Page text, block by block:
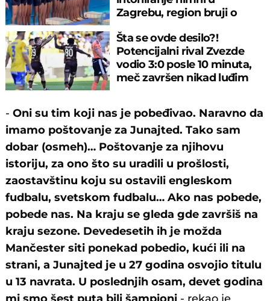
Zagrebu, region bruji o
Šta se ovde desilo?!
Potencijalni rival Zvezde
vodio 3:0 posle 10 minuta,
meč završen nikad luđim
-Oni su tim koji nas je pobeđivao. Naravno da
imamo poštovanje za Junajted. Tako sam
dobar (osmeh)… Poštovanje za njihovu
istoriju, za ono što su uradili u prošlosti,
zaostavštinu koju su ostavili engleskom
fudbalu, svetskom fudbalu… Ako nas pobede,
pobede nas. Na kraju se gleda gde završiš na
kraju sezone. Devedesetih ih je možda
Mančester siti ponekad pobedio, kući ili na
strani, a Junajted je u 27 godina osvojio titulu
u 13 navrata. U poslednjih osam, devet godina